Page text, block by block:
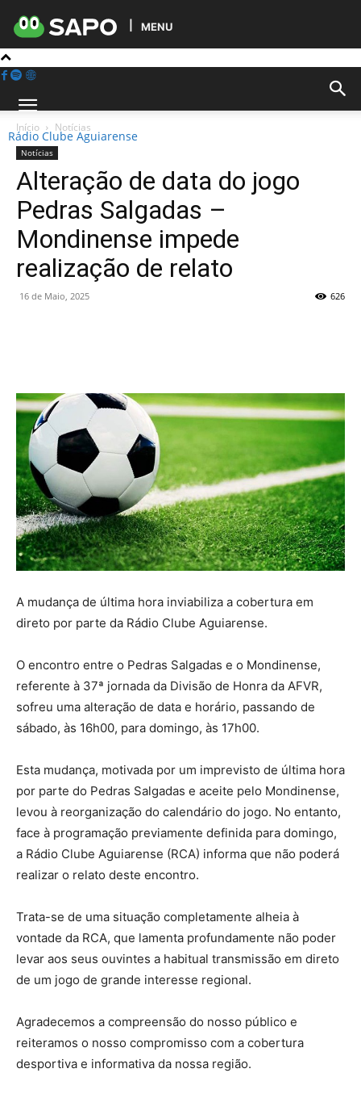
MENU
Rádio Clube Aguiarense
Início Notícias
Notícias
Alteração de data do jogo
Pedras Salgadas –
Mondinense impede
realização de relato
16 de Maio, 2025 626
A mudança de última hora inviabiliza a cobertura em
direto por parte da Rádio Clube Aguiarense.
O encontro entre o Pedras Salgadas e o Mondinense,
referente à 37ª jornada da Divisão de Honra da AFVR,
sofreu uma alteração de data e horário, passando de
sábado, às 16h00, para domingo, às 17h00.
Esta mudança, motivada por um imprevisto de última hora
por parte do Pedras Salgadas e aceite pelo Mondinense,
levou à reorganização do calendário do jogo. No entanto,
face à programação previamente definida para domingo,
a Rádio Clube Aguiarense (RCA) informa que não poderá
realizar o relato deste encontro.
Trata-se de uma situação completamente alheia à
vontade da RCA, que lamenta profundamente não poder
levar aos seus ouvintes a habitual transmissão em direto
de um jogo de grande interesse regional.
Agradecemos a compreensão do nosso público e
reiteramos o nosso compromisso com a cobertura
desportiva e informativa da nossa região.